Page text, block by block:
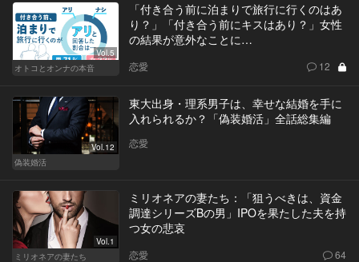
Vol.5
オトコとオンナの本音
「付き合う前に泊まりで旅行に行くのはあ
り？」「付き合う前にキスはあり？」女性
の結果が意外なことに…
恋愛 12
Vol.12
偽装婚活
東大出身・理系男子は、幸せな結婚を手に
入れられるか？「偽装婚活」全話総集編
恋愛
Vol.1
ミリオネアの妻たち
ミリオネアの妻たち：「狙うべきは、資金
調達シリーズBの男」IPOを果たした夫を持
つ女の悲哀
恋愛 64